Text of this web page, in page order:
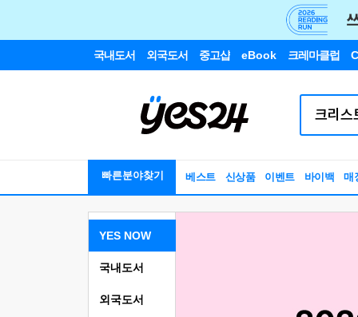
국내도서 외국도서 중고샵 eBook 크레마클럽
빠른분야찾기 베스트 신상품 이벤트 바이백 매
YES NOW
국내도서
외국도서